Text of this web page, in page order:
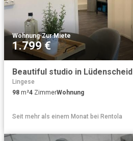
Wohnung·Zur Miete
1.799 €
Beautiful studio in Lüdenscheid
Lingese
98 m²4 ZimmerWohnung
Seit mehr als einem Monat bei Rentola